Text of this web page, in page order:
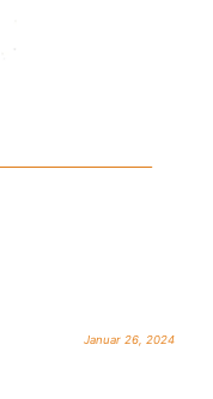
Januar 26, 2024